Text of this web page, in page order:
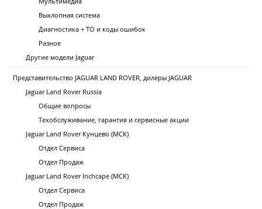
Выхлопная система
Диагностика + ТО и коды ошибок
Разное
Другие модели Jaguar
Представительство JAGUAR LAND ROVER, дилеры JAGUAR
Jaguar Land Rover Russia
Общие вопросы
Техобслуживание, гарантия и сервисные акции
Jaguar Land Rover Кунцево (МСК)
Отдел Сервиса
Отдел Продаж
Jaguar Land Rover Inchcape (МСК)
Отдел Сервиса
Отдел Продаж